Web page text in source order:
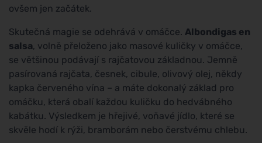
ovšem jen začátek.
Skutečná magie se odehrává v omáčce. Albondigas en
salsa, volně přeloženo jako masové kuličky v omáčce,
se většinou podávají s rajčatovou základnou. Jemně
pasírovaná rajčata, česnek, cibule, olivový olej, někdy
kapka červeného vína – a máte dokonalý základ pro
omáčku, která obalí každou kuličku do hedvábného
kabátku. Výsledkem je hřejivé, voňavé jídlo, které se
skvěle hodí k rýži, bramborám nebo čerstvému chlebu.